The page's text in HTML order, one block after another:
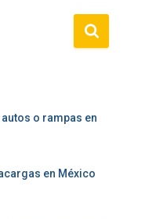
o rampas en
en México